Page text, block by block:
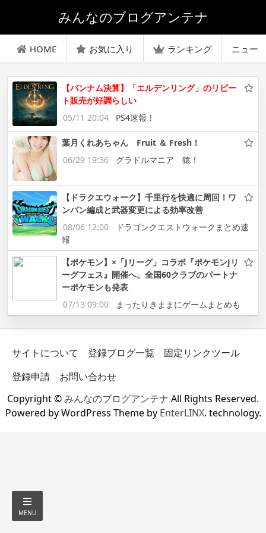
みんなのブログアンテナ
HOME お気に入り ランキング ニュー
【バンナム決算】「エルデンリング」のリピー
ト販売が好調らしい
05/11 20:04
PS4速報！
葉月くれあちゃん Fruit ＆ Fresh！
06/29 19:36
グラドルマニア 猿！
【ドラクエウォーク】千里行を快適に周回！ワ
ンパン編成と武器変更による効率改善
08/06 12:00
ドラゴンクエストウォークまとめ速
報
【ポケモン】×「Jリーグ」コラボ『ポケモンJリ
ーグフェス』開催へ。全国60クラブのパートナ
ーポケモンも発表
07/13 09:00
まったりきままにゲームまとめも
サイトについて 登録ブログ一覧
固定リンクツール
登録申請
お問い合わせ
Copyright ©みんなのブログアンテナ All Rights Reserved.
Powered by WordPress Theme by EnterLINX. technology.
MENU